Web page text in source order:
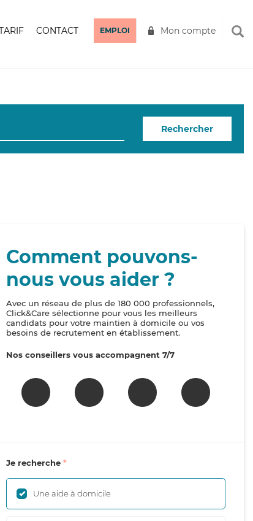
CONTACT EMPLOI Mon compte
Rechercher
Comment pouvons-
nous vous aider ?
Avec un réseau de plus de 180 000 professionnels,
Click&Care sélectionne pour vous les meilleurs
candidats pour votre maintien à domicile ou vos
besoins de recrutement en établissement.
Nos conseillers vous accompagnent 7/7
Je recherche
Une aide à domicile